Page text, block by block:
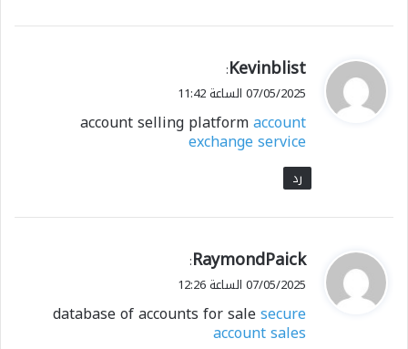
ي
ق
ل
Kevinblist
:
07/05/2025 الساعة 11:42
account selling platformaccount
exchange service
رد
ي
ق
ل
RaymondPaick
:
07/05/2025 الساعة 12:26
database of accounts for salesecure
account sales